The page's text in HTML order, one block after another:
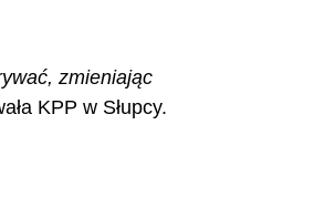
zmieniając
KPP w Słupcy.